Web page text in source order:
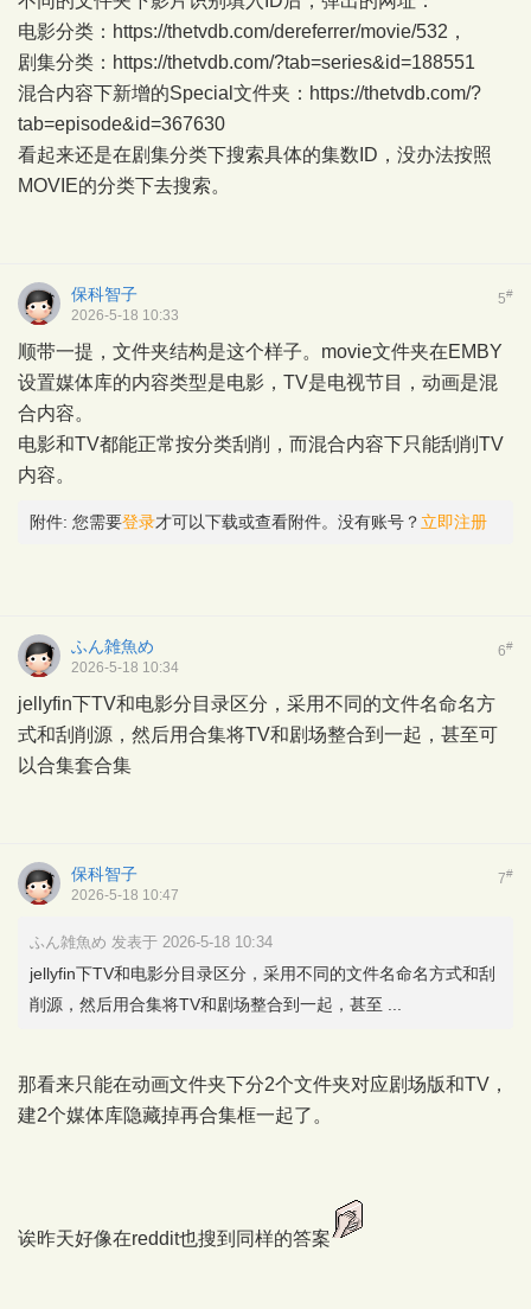
电影分类： https://thetvdb.com/dereferrer/movie/532 ，
剧集分类： https://thetvdb.com/?tab=series&id=188551
混合内容下新增的Special文件夹： https://thetvdb.com/?
tab=episode&id=367630
看起来还是在剧集分类下搜索具体的集数ID，没办法按照
MOVIE的分类下去搜索。
5#
保科智子
2026-5-18 10:33
顺带一提，文件夹结构是这个样子。movie文件夹在EMBY
设置媒体库的内容类型是电影，TV是电视节目，动画是混
合内容。
电影和TV都能正常按分类刮削，而混合内容下只能刮削TV
内容。
附件: 您需要登录才可以下载或查看附件。没有账号？ 立即注册
6#
ふん雑魚め
2026-5-18 10:34
jellyfin下TV和电影分目录区分，采用不同的文件名命名方
式和刮削源，然后用合集将TV和剧场整合到一起，甚至可
以合集套合集
7#
保科智子
2026-5-18 10:47
ふん雑魚め 发表于 2026-5-18 10:34
jellyfin下TV和电影分目录区分，采用不同的文件名命名方式和刮
削源，然后用合集将TV和剧场整合到一起，甚至 ...
那看来只能在动画文件夹下分2个文件夹对应剧场版和TV，
建2个媒体库隐藏掉再合集框一起了。
诶昨天好像在reddit也搜到同样的答案